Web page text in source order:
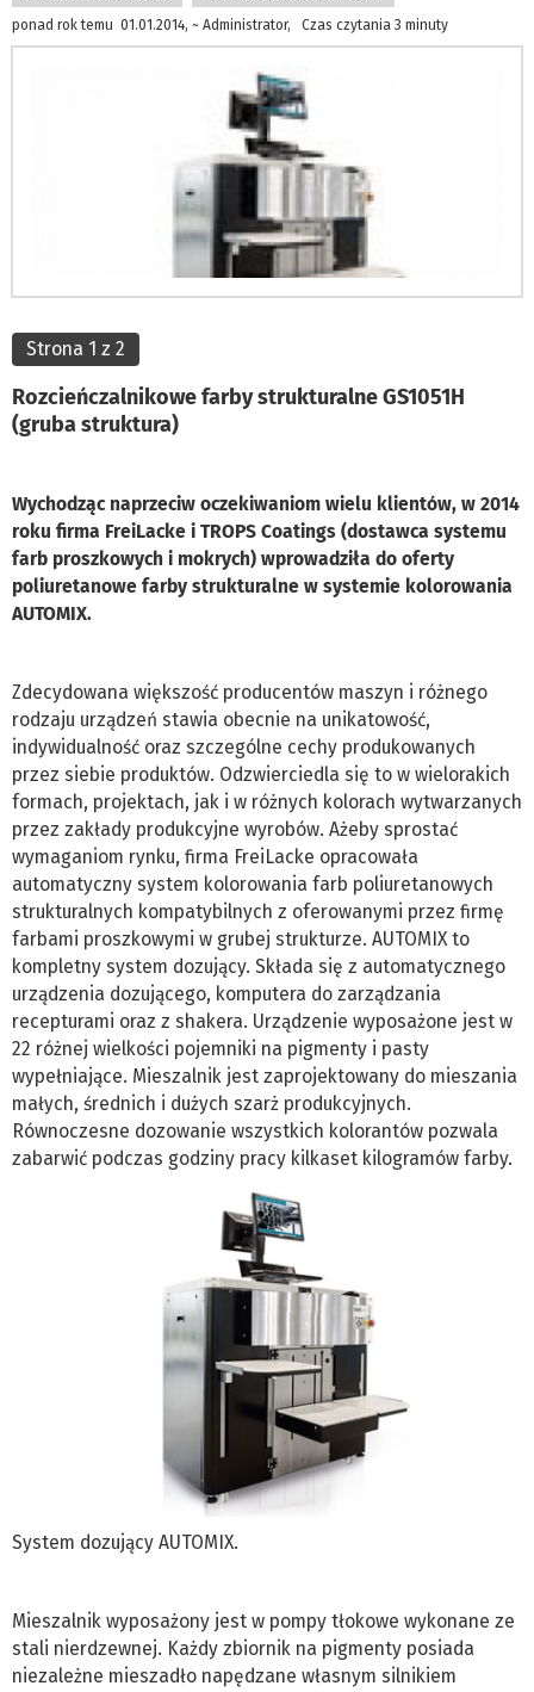
ponad rok temu 01.01.2014, ~ Administrator, Czas czytania 3 minuty
Strona 1 z 2
Rozcieńczalnikowe farby strukturalne GS1051H
(gruba struktura)
Wychodząc naprzeciw oczekiwaniom wielu klientów, w 2014
roku firma FreiLacke i TROPS Coatings (dostawca systemu
farb proszkowych i mokrych) wprowadziła do oferty
poliuretanowe farby strukturalne w systemie kolorowania
AUTOMIX.
Zdecydowana większość producentów maszyn i różnego
rodzaju urządzeń stawia obecnie na unikatowość,
indywidualność oraz szczególne cechy produkowanych
przez siebie produktów. Odzwierciedla się to w wielorakich
formach, projektach, jak i w różnych kolorach wytwarzanych
przez zakłady produkcyjne wyrobów. Ażeby sprostać
wymaganiom rynku, firma FreiLacke opracowała
automatyczny system kolorowania farb poliuretanowych
strukturalnych kompatybilnych z oferowanymi przez firmę
farbami proszkowymi w grubej strukturze. AUTOMIX to
kompletny system dozujący. Składa się z automatycznego
urządzenia dozującego, komputera do zarządzania
recepturami oraz z shakera. Urządzenie wyposażone jest w
22 różnej wielkości pojemniki na pigmenty i pasty
wypełniające. Mieszalnik jest zaprojektowany do mieszania
małych, średnich i dużych szarż produkcyjnych.
Równoczesne dozowanie wszystkich kolorantów pozwala
zabarwić podczas godziny pracy kilkaset kilogramów farby.
System dozujący AUTOMIX.
Mieszalnik wyposażony jest w pompy tłokowe wykonane ze
stali nierdzewnej. Każdy zbiornik na pigmenty posiada
niezależne mieszadło napędzane własnym silnikiem